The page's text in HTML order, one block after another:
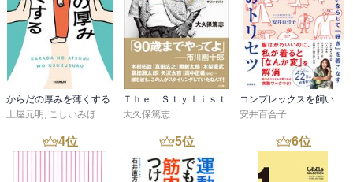
からだの厚みを薄くする
土屋元明 , こしいみほ
Ｔｈｅ Ｓｔｙｌｉｓｔ
大久保篤志
コンプレックスを飼いならして「好き」を着こなすセンスのトリセツ
安井百合子
4位 5位 6位